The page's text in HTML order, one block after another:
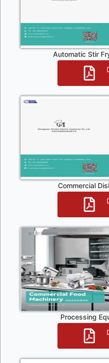
Automatic Stir
Commercial
Processing